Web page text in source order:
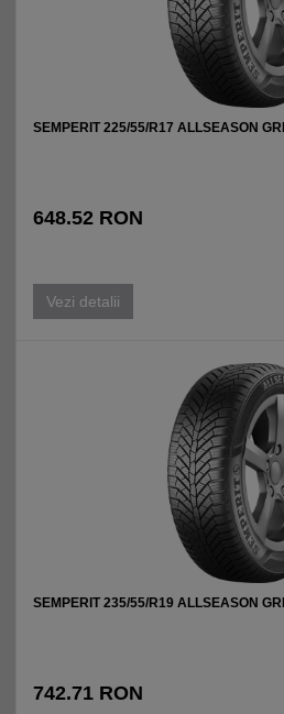
SEMPERIT 225/55/R17 ALLSEASON
648.52 RON
Vezi detalii
SEMPERIT 235/55/R19 ALLSEASON
742.71 RON